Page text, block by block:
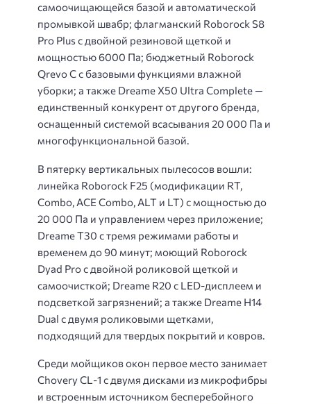
самоочищающейся базой и автоматической
промывкой швабр; флагманский Roborock S8
Pro Plus с двойной резиновой щеткой и
мощностью 6000 Па; бюджетный Roborock
Qrevo C с базовыми функциями влажной
уборки; а также Dreame X50 Ultra Complete —
единственный конкурент от другого бренда,
оснащенный системой всасывания 20 000 Па и
многофункциональной базой.
В пятерку вертикальных пылесосов вошли:
линейка Roborock F25 (модификации RT,
Combo, ACE Combo, ALT и LT) с мощностью до
20 000 Па и управлением через приложение;
Dreame T30 с тремя режимами работы и
временем до 90 минут; моющий Roborock
Dyad Pro с двойной роликовой щеткой и
самоочисткой; Dreame R20 с LED-дисплеем и
подсветкой загрязнений; а также Dreame H14
Dual с двумя роликовыми щетками,
подходящий для твердых покрытий и ковров.
Среди мойщиков окон первое место занимает
Chovery CL-1 с двумя дисками из микрофибры
и встроенным источником бесперебойного